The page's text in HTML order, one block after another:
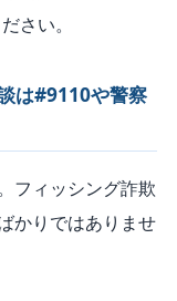
さい。
は#9110や警察
フィッシング詐欺
かりではありませ